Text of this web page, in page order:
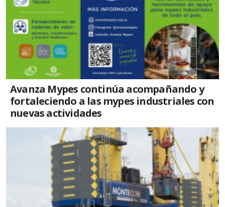
Avanza Mypes continúa acompañando y
fortaleciendo a las mypes industriales con
nuevas actividades